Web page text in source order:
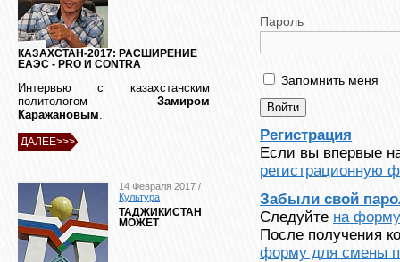
КАЗАХСТАН-2017: РАСШИРЕНИЕ
ЕАЭС - PRO И CONTRA
Интервью с казахстанским
политологом Замиром
Каражановым.
ДАЛЕЕ>>>
14 Февраля 2017 /
Культура
ТАДЖИКИСТАН
МОЖЕТ
Пароль
Запомнить меня
Регистрация
Если вы впервые
регистрационную
Забыли свой
Следуйте на
После получения
форму для смены